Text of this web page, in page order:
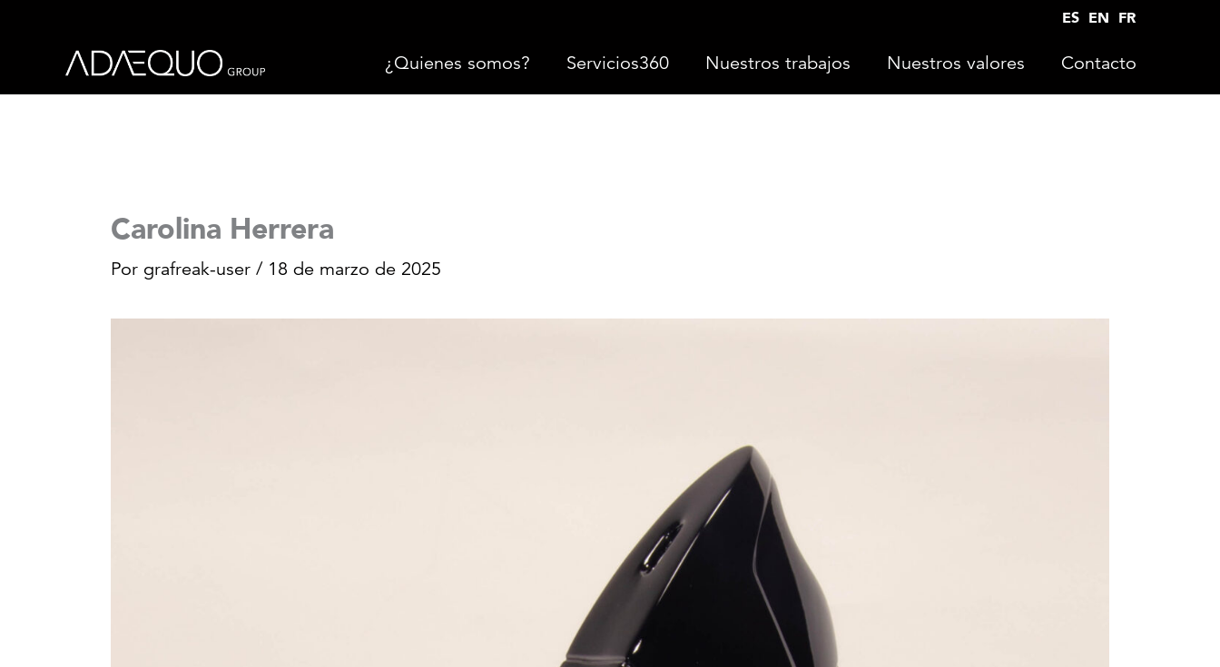
contenido
ES EN FR
¿Quienes somos? Servicios360 Nuestros trabajos Nuestros valores Contacto
Carolina Herrera
Por grafreak-user / 18 de marzo de 2025